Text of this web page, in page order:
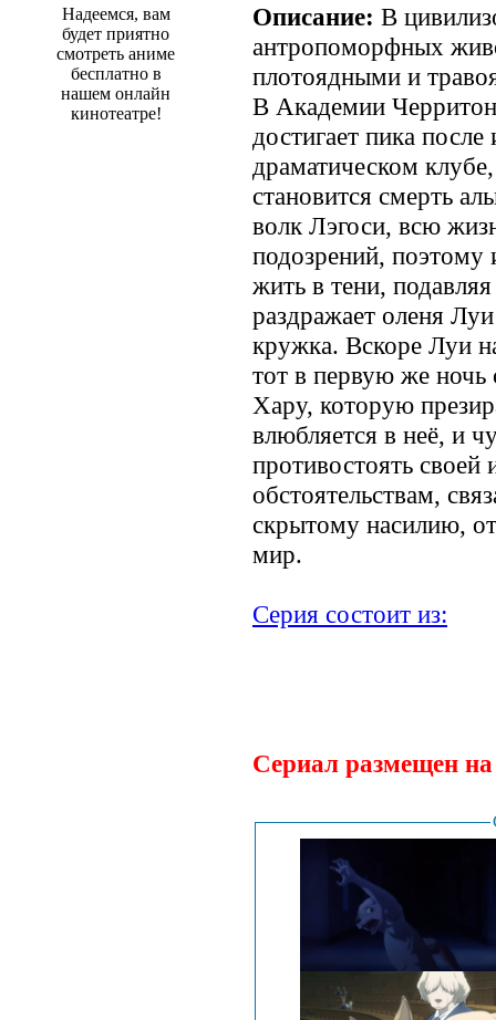
Надеемся, вам
будет приятно
смотреть аниме
бесплатно в
нашем онлайн
кинотеатре!
Описание: В
антропоморфных
плотоядными и
В Академии
достигает пика
драматическом
становится смерть
волк Лэгоси, всю
подозрений, поэтому
жить в тени,
раздражает оленя Луи
кружка. Вскоре Луи
тот в первую же ночь
Хару, которую
влюбляется в неё, и
противостоять своей
обстоятельствам,
скрытому насилию,
мир.
Серия состоит из:
Сериал размещен